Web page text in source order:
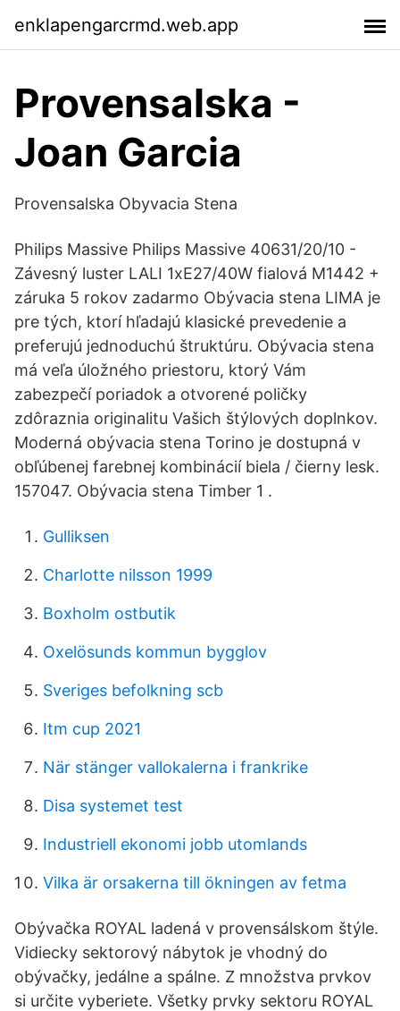
enklapengarcrmd.web.app
Provensalska -
Joan Garcia
Provensalska Obyvacia Stena
Philips Massive Philips Massive 40631/20/10 -
Závesný luster LALI 1xE27/40W fialová M1442 +
záruka 5 rokov zadarmo Obývacia stena LIMA je
pre tých, ktorí hľadajú klasické prevedenie a
preferujú jednoduchú štruktúru. Obývacia stena
má veľa úložného priestoru, ktorý Vám
zabezpečí poriadok a otvorené poličky
zdôraznia originalitu Vašich štýlových doplnkov.
Moderná obývacia stena Torino je dostupná v
obľúbenej farebnej kombinácií biela / čierny lesk.
157047. Obývacia stena Timber 1 .
Gulliksen
Charlotte nilsson 1999
Boxholm ostbutik
Oxelösunds kommun bygglov
Sveriges befolkning scb
Itm cup 2021
När stänger vallokalerna i frankrike
Disa systemet test
Industriell ekonomi jobb utomlands
Vilka är orsakerna till ökningen av fetma
Obývačka ROYAL ladená v provensálskom štýle.
Vidiecky sektorový nábytok je vhodný do
obývačky, jedálne a spálne. Z množstva prvkov
si určite vyberiete. Všetky prvky sektoru ROYAL